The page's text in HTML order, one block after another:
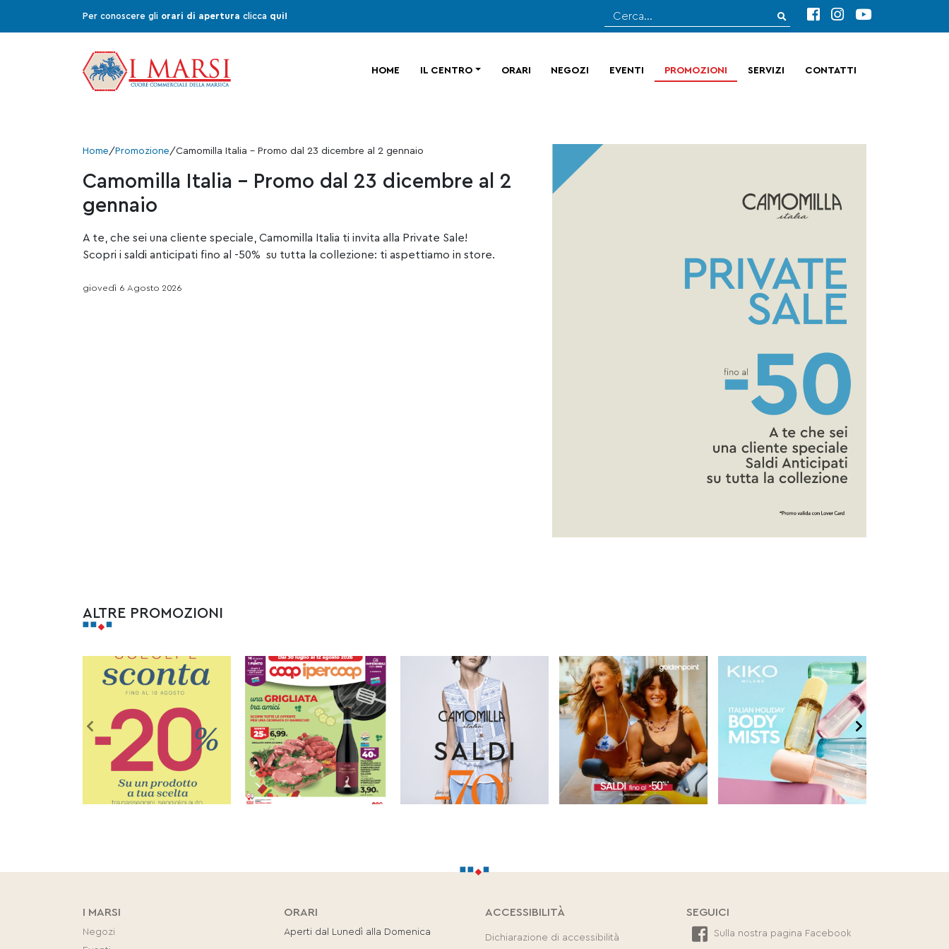
Per conoscere gli orari di apertura clicca qui!
HOME IL CENTRO ORARI NEGOZI EVENTI PROMOZIONI SERVIZI CONTATTI
Home/ Promozione/Camomilla Italia – Promo dal 23 dicembre al 2 gennaio
Camomilla Italia – Promo dal 23 dicembre al 2
gennaio
A te, che sei una cliente speciale, Camomilla Italia ti invita alla Private Sale!
Scopri i saldi anticipati fino al -50% su tutta la collezione: ti aspettiamo in store.
giovedì 6 Agosto 2026
ALTRE PROMOZIONI
I MARSI
Negozi
ORARI
Aperti dal Lunedì alla Domenica
ACCESSIBILITÀ
Dichiarazione di accessibilità
SEGUICI
Sulla nostra pagina Facebook